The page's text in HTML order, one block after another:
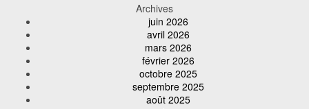
Archives
juin 2026
avril 2026
mars 2026
février 2026
octobre 2025
septembre 2025
août 2025